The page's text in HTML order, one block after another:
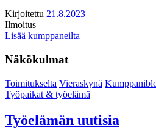
Kirjoitettu 21.8.2023
Ilmoitus
Lisää kumppaneilta
Näkökulmat
Toimitukselta Vieraskynä
Työpaikat & työelämä
Työelämän uutisia